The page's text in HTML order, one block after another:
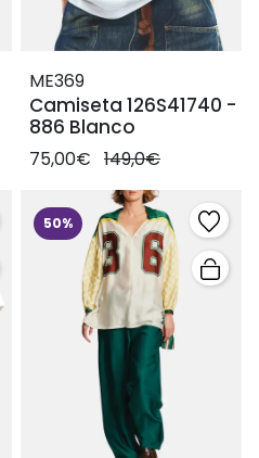
ME369
Camiseta 126S41740 -
886 Blanco
75,00€ 149,0€
50%